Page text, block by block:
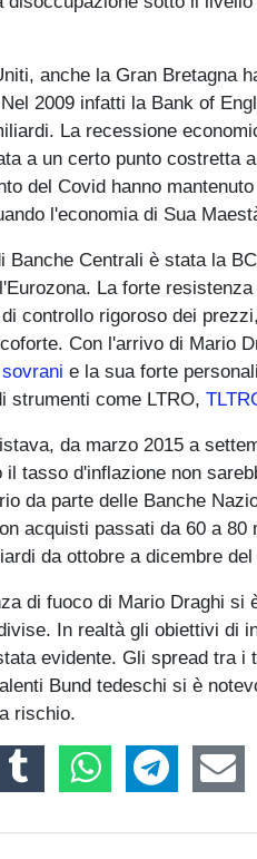
anche la Gran Bretagna
2009 infatti la Bank of
La recessione
a un certo punto costretta
del Covid hanno
l'economia di Sua
Banche Centrali è stata la
La forte
controllo rigoroso dei
Con l'arrivo di Mario
e la sua forte
strumenti come LTRO,
da marzo 2015 a
il tasso d'inflazione non
da parte delle Banche
acquisti passati da 60 a
da ottobre a dicembre del
di fuoco di Mario Draghi
In realtà gli obiettivi di
evidente. Gli spread tra
Bund tedeschi si è
rischio.